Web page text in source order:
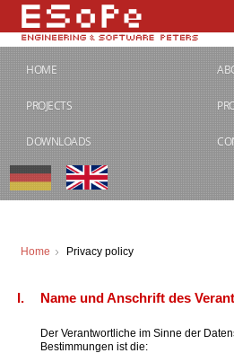
HOME
PROJECTS
DOWNLOADS
Home Privacy policy
I. Name und Anschrift des
Der Verantwortliche im Sinne der
Bestimmungen ist die: